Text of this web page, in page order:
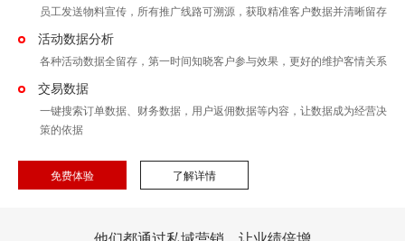
员工发送物料宣传，所有推广线路可溯源，获取精准客户数据并清晰留存
活动数据分析
各种活动数据全留存，第一时间知晓客户参与效果，更好的维护客情关系
交易数据
一键搜索订单数据、财务数据，用户返佣数据等内容，让数据成为经营决
策的依据
免费体验 了解详情